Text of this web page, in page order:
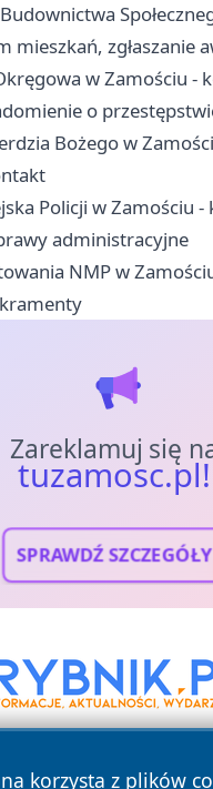
mieszkań, zgłaszanie
w Zamościu -
o
Bożego w
Policji w Zamościu -
administracyjne
NMP w
Zareklamuj się
tuzamosc.pl!
SPRAWDŹ SZCZEGÓŁY
korzysta z plików